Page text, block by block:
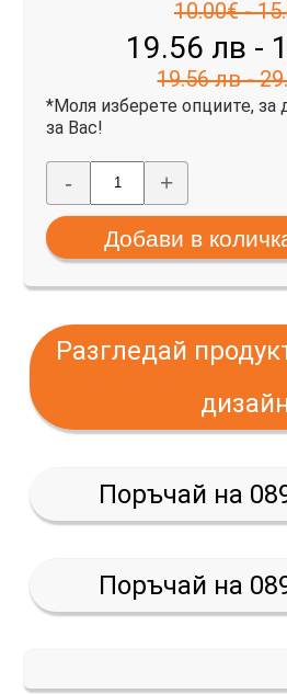
10.00€ -
19.56 лв -
19.56 лв -
*Моля изберете опциите, за
за Вас!
- +
Разгледай
Поръчай на
Поръчай на